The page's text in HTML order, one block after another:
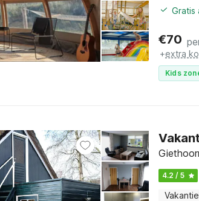
Gratis
€70
+extra
Kids
4.2 / 5